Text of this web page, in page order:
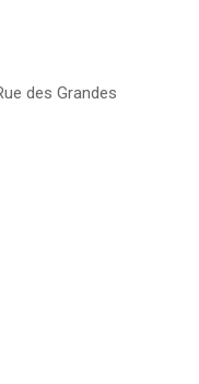
des Grandes